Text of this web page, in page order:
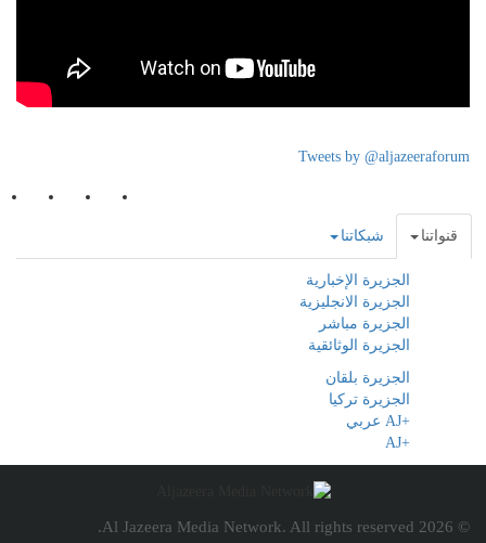
Tweets by @aljazeeraforum
قنواتنا شبكاتنا
الجزيرة الإخبارية
الجزيرة الانجليزية
الجزيرة مباشر
الجزيرة الوثائقية
الجزيرة بلقان
الجزيرة تركيا
+AJ عربي
+AJ
© 2026 Al Jazeera Media Network. All rights reserved.